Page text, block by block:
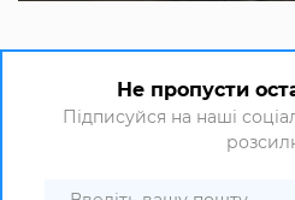
Не пропусти
Підписуйся на наші